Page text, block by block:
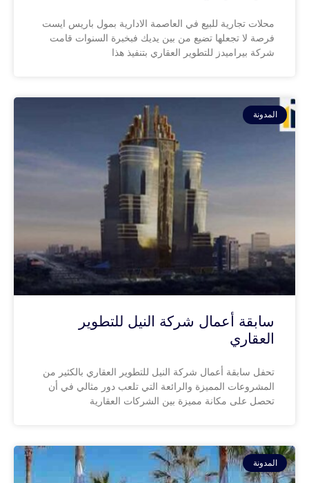
محلات تجارية للبيع في العاصمة الادارية بمول باريس ايست
فرصة لا تجعلها تضيع من بين يديك فبخبرة السنوات قامت
شركة بيراميدز للتطوير العقاري بتنفيذ هذا
المدونة
سابقة أعمال شركة النيل للتطوير
العقاري
تحفل سابقة أعمال شركة النيل للتطوير العقاري بالكثير من
المشروعات المميزة والرائعة التي تلعب دور مثالي في أن
تحصل على مكانة مميزة بين الشركات العقارية
المدونة